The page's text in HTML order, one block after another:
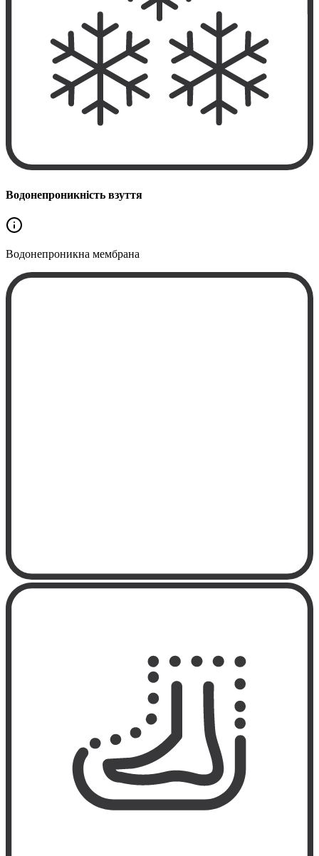
Водонепроникність взуття
Водонепроникна мембрана